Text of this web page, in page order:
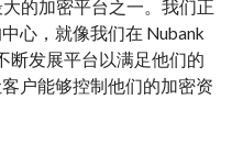
的加密平台之一。我们正
心，就像我们在 Nubank
断发展平台以满足他们的
户能够控制他们的加密资